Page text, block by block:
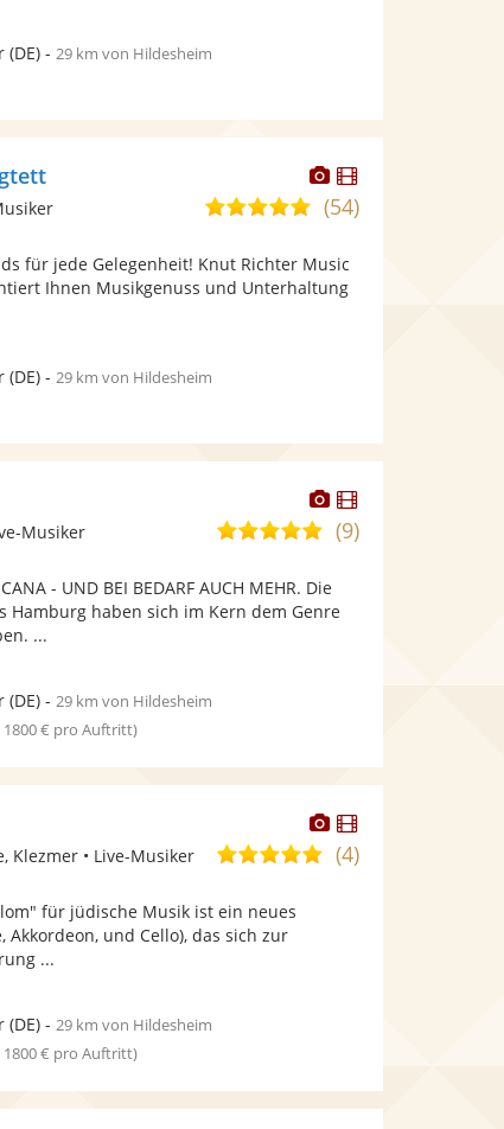
(DE)- 29 km von Hildesheim
Dieser
Künstler
stellt
Fotos
bereit.
Dieser
Künstler
5,0
5
Sternen
(54)
für jede Gelegenheit! Knut Richter Music
Ihnen Musikgenuss und Unterhaltung
(DE)- 29 km von Hildesheim
Dieser
Künstler
stellt
Dieser
Künstler
4,9
5
Sternen
(9)
Musiker
- UND BEI BEDARF AUCH MEHR. Die
Hamburg haben sich im Kern dem Genre
...
(DE)- 29 km von Hildesheim
1800 € pro Auftritt)
Dieser
Künstler
stellt
Dieser
Künstler
5,0(4)
Klezmer • Live-Musiker
für jüdische Musik ist ein neues
Akkordeon, und Cello), das sich zur
...
(DE)- 29 km von Hildesheim
1800 € pro Auftritt)